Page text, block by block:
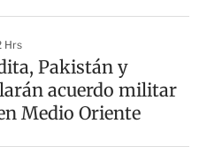
Hrs
Pakistán y
acuerdo militar
Medio Oriente